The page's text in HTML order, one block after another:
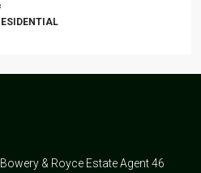
& Royce Estate Agent 46